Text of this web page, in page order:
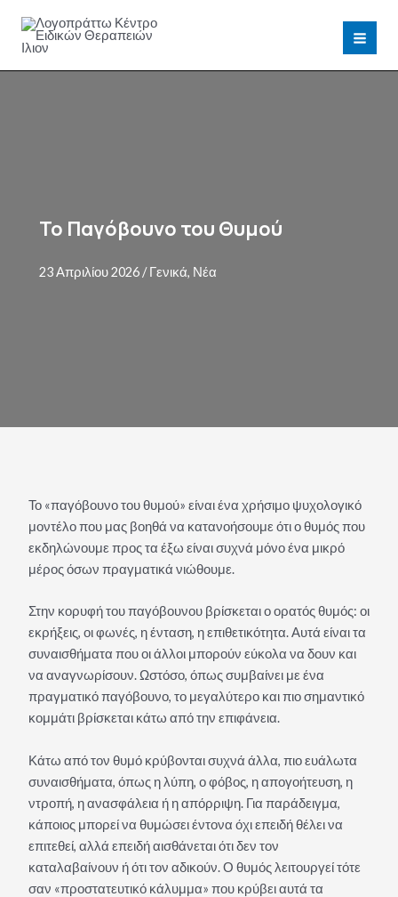
περιεχόμενο
Το Παγόβουνο του Θυμού
23 Απριλίου 2026 /Γενικά, Νέα
Το «παγόβουνο του θυμού» είναι ένα χρήσιμο ψυχολογικό
μοντέλο που μας βοηθά να κατανοήσουμε ότι ο θυμός που
εκδηλώνουμε προς τα έξω είναι συχνά μόνο ένα μικρό
μέρος όσων πραγματικά νιώθουμε.
Στην κορυφή του παγόβουνου βρίσκεται ο ορατός θυμός: οι
εκρήξεις, οι φωνές, η ένταση, η επιθετικότητα. Αυτά είναι τα
συναισθήματα που οι άλλοι μπορούν εύκολα να δουν και
να αναγνωρίσουν. Ωστόσο, όπως συμβαίνει με ένα
πραγματικό παγόβουνο, το μεγαλύτερο και πιο σημαντικό
κομμάτι βρίσκεται κάτω από την επιφάνεια.
Κάτω από τον θυμό κρύβονται συχνά άλλα, πιο ευάλωτα
συναισθήματα, όπως η λύπη, ο φόβος, η απογοήτευση, η
ντροπή, η ανασφάλεια ή η απόρριψη. Για παράδειγμα,
κάποιος μπορεί να θυμώσει έντονα όχι επειδή θέλει να
επιτεθεί, αλλά επειδή αισθάνεται ότι δεν τον
καταλαβαίνουν ή ότι τον αδικούν. Ο θυμός λειτουργεί τότε
σαν «προστατευτικό κάλυμμα» που κρύβει αυτά τα